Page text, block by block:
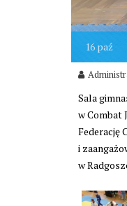
16 paź
Sala
w Combat
Federację
i
w